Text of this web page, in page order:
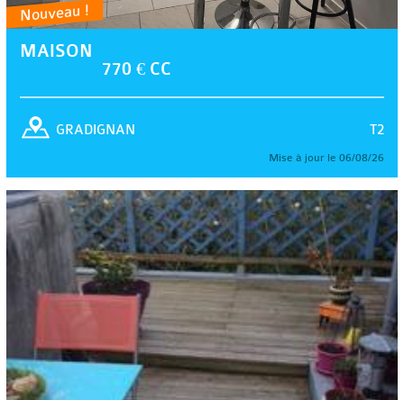
Nouveau !
MAISON
770 € CC
T2
GRADIGNAN
Mise à jour le 06/08/26